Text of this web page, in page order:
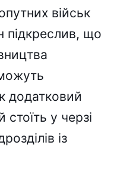
військ
підкреслив, що
додатковий
у черзі
із